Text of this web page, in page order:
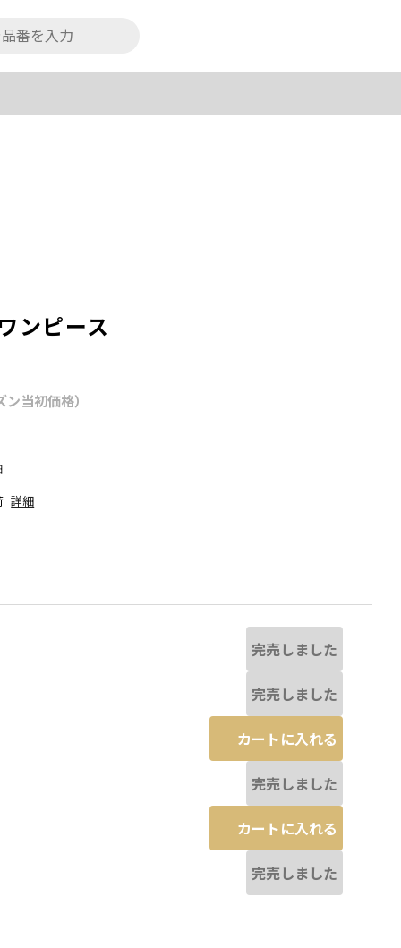
異なる場合があります。
詳細
ンピース
ン当初価格）
完売しました
完売しました
カートに入れる
完売しました
カートに入れる
完売しました